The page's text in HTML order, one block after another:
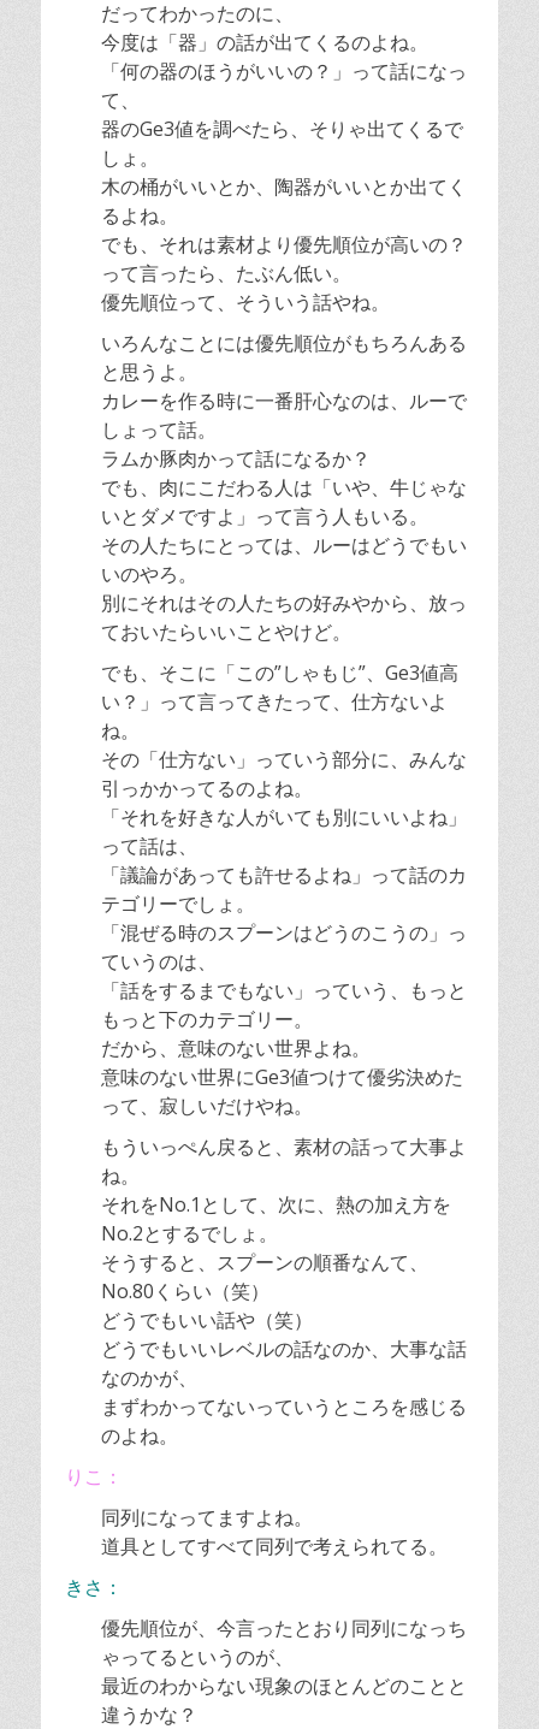
だってわかったのに、
今度は「器」の話が出てくるのよね。
「何の器のほうがいいの？」って話になっ
て、
器のGe3値を調べたら、そりゃ出てくるで
しょ。
木の桶がいいとか、陶器がいいとか出てく
るよね。
でも、それは素材より優先順位が高いの？
って言ったら、たぶん低い。
優先順位って、そういう話やね。
いろんなことには優先順位がもちろんある
と思うよ。
カレーを作る時に一番肝心なのは、ルーで
しょって話。
ラムか豚肉かって話になるか？
でも、肉にこだわる人は「いや、牛じゃな
いとダメですよ」って言う人もいる。
その人たちにとっては、ルーはどうでもい
いのやろ。
別にそれはその人たちの好みやから、放っ
ておいたらいいことやけど。
でも、そこに「この”しゃもじ”、Ge3値高
い？」って言ってきたって、仕方ないよ
ね。
その「仕方ない」っていう部分に、みんな
引っかかってるのよね。
「それを好きな人がいても別にいいよね」
って話は、
「議論があっても許せるよね」って話のカ
テゴリーでしょ。
「混ぜる時のスプーンはどうのこうの」っ
ていうのは、
「話をするまでもない」っていう、もっと
もっと下のカテゴリー。
だから、意味のない世界よね。
意味のない世界にGe3値つけて優劣決めた
って、寂しいだけやね。
もういっぺん戻ると、素材の話って大事よ
ね。
それをNo.1として、次に、熱の加え方を
No.2とするでしょ。
そうすると、スプーンの順番なんて、
No.80くらい（笑）
どうでもいい話や（笑）
どうでもいいレベルの話なのか、大事な話
なのかが、
まずわかってないっていうところを感じる
のよね。
りこ：
同列になってますよね。
道具としてすべて同列で考えられてる。
きさ：
優先順位が、今言ったとおり同列になっち
ゃってるというのが、
最近のわからない現象のほとんどのことと
違うかな？